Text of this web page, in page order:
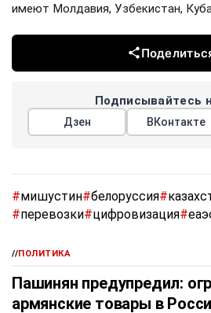
имеют Молдавия, Узбекистан,
Подписывайтесь
Дзен ВКонтакте
#мишустин#белоруссия#
#перевозки#цифровизация#
//ПОЛИТИКА
Пашинян предупредил:
армянские товары в